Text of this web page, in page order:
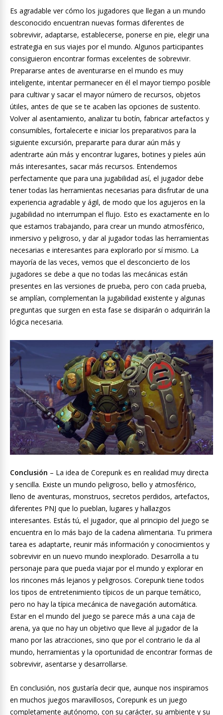
Es agradable ver cómo los jugadores que llegan a un mundo
desconocido encuentran nuevas formas diferentes de
sobrevivir, adaptarse, establecerse, ponerse en pie, elegir una
estrategia en sus viajes por el mundo. Algunos participantes
consiguieron encontrar formas excelentes de sobrevivir.
Prepararse antes de aventurarse en el mundo es muy
inteligente, intentar permanecer en él el mayor tiempo posible
para cultivar y sacar el mayor número de recursos, objetos
útiles, antes de que se te acaben las opciones de sustento.
Volver al asentamiento, analizar tu botín, fabricar artefactos y
consumibles, fortalecerte e iniciar los preparativos para la
siguiente excursión, prepararte para durar aún más y
adentrarte aún más y encontrar lugares, botines y pieles aún
más interesantes, sacar más recursos. Entendemos
perfectamente que para una jugabilidad así, el jugador debe
tener todas las herramientas necesarias para disfrutar de una
experiencia agradable y ágil, de modo que los agujeros en la
jugabilidad no interrumpan el flujo. Esto es exactamente en lo
que estamos trabajando, para crear un mundo atmosférico,
inmersivo y peligroso, y dar al jugador todas las herramientas
necesarias e interesantes para explorarlo por sí mismo. La
mayoría de las veces, vemos que el desconcierto de los
jugadores se debe a que no todas las mecánicas están
presentes en las versiones de prueba, pero con cada prueba,
se amplían, complementan la jugabilidad existente y algunas
preguntas que surgen en esta fase se disiparán o adquirirán la
lógica necesaria.
Conclusión – La idea de Corepunk es en realidad muy directa
y sencilla. Existe un mundo peligroso, bello y atmosférico,
lleno de aventuras, monstruos, secretos perdidos, artefactos,
diferentes PNJ que lo pueblan, lugares y hallazgos
interesantes. Estás tú, el jugador, que al principio del juego se
encuentra en lo más bajo de la cadena alimentaria. Tu primera
tarea es adaptarte, reunir más información y conocimientos y
sobrevivir en un nuevo mundo inexplorado. Desarrolla a tu
personaje para que pueda viajar por el mundo y explorar en
los rincones más lejanos y peligrosos. Corepunk tiene todos
los tipos de entretenimiento típicos de un parque temático,
pero no hay la típica mecánica de navegación automática.
Estar en el mundo del juego se parece más a una caja de
arena, ya que no hay un objetivo que lleve al jugador de la
mano por las atracciones, sino que por el contrario le da al
mundo, herramientas y la oportunidad de encontrar formas de
sobrevivir, asentarse y desarrollarse.
En conclusión, nos gustaría decir que, aunque nos inspiramos
en muchos juegos maravillosos, Corepunk es un juego
completamente autónomo, con su carácter, su ambiente y su